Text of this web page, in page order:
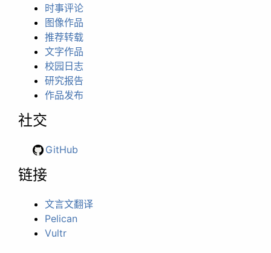
时事评论
图像作品
推荐转载
文字作品
校园日志
研究报告
作品发布
社交
GitHub
链接
文言文翻译
Pelican
Vultr